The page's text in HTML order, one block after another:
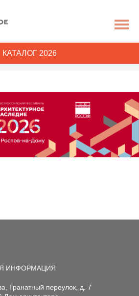
КАТАЛОГ 2026
ИНФОРМАЦИЯ
Гранатный переулок, д. 7